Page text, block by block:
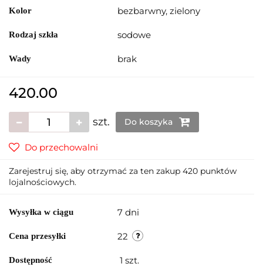
Kolor bezbarwny, zielony
Rodzaj szkła sodowe
Wady brak
420.00
szt. Do koszyka
Do przechowalni
Zarejestruj się, aby otrzymać za ten zakup 420 punktów
lojalnościowych.
Wysyłka w ciągu 7 dni
Cena przesyłki 22
Dostępność 1 szt.